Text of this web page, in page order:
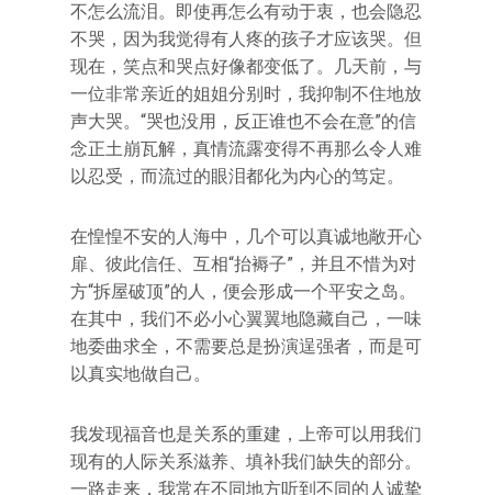
不怎么流泪。即使再怎么有动于衷，也会隐忍
不哭，因为我觉得有人疼的孩子才应该哭。但
现在，笑点和哭点好像都变低了。几天前，与
一位非常亲近的姐姐分别时，我抑制不住地放
声大哭。“哭也没用，反正谁也不会在意”的信
念正土崩瓦解，真情流露变得不再那么令人难
以忍受，而流过的眼泪都化为内心的笃定。
在惶惶不安的人海中，几个可以真诚地敞开心
扉、彼此信任、互相“抬褥子”，并且不惜为对
方“拆屋破顶”的人，便会形成一个平安之岛。
在其中，我们不必小心翼翼地隐藏自己，一味
地委曲求全，不需要总是扮演逞强者，而是可
以真实地做自己。
我发现福音也是关系的重建，上帝可以用我们
现有的人际关系滋养、填补我们缺失的部分。
一路走来，我常在不同地方听到不同的人诚挚